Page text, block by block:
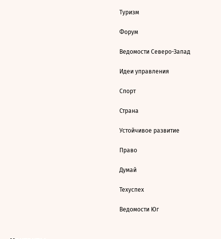
Туризм
Форум
Ведомости Северо-Запад
Идеи управления
Спорт
Страна
Устойчивое развитие
Право
Думай
Техуспех
Ведомости Юг